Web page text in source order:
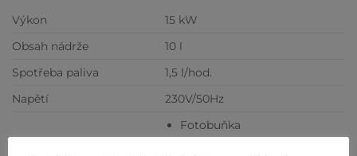
Výkon
15 kW
Obsah nádrže
10 l
Spotřeba paliva
1,5 l/hod.
Napětí
230V/50Hz
Fotobuňka